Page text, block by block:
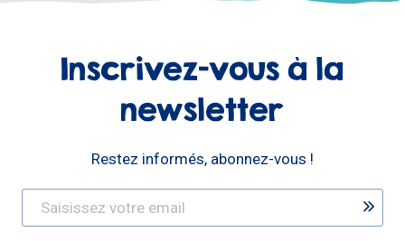
Inscrivez-vous à la
newsletter
Restez informés, abonnez-vous !